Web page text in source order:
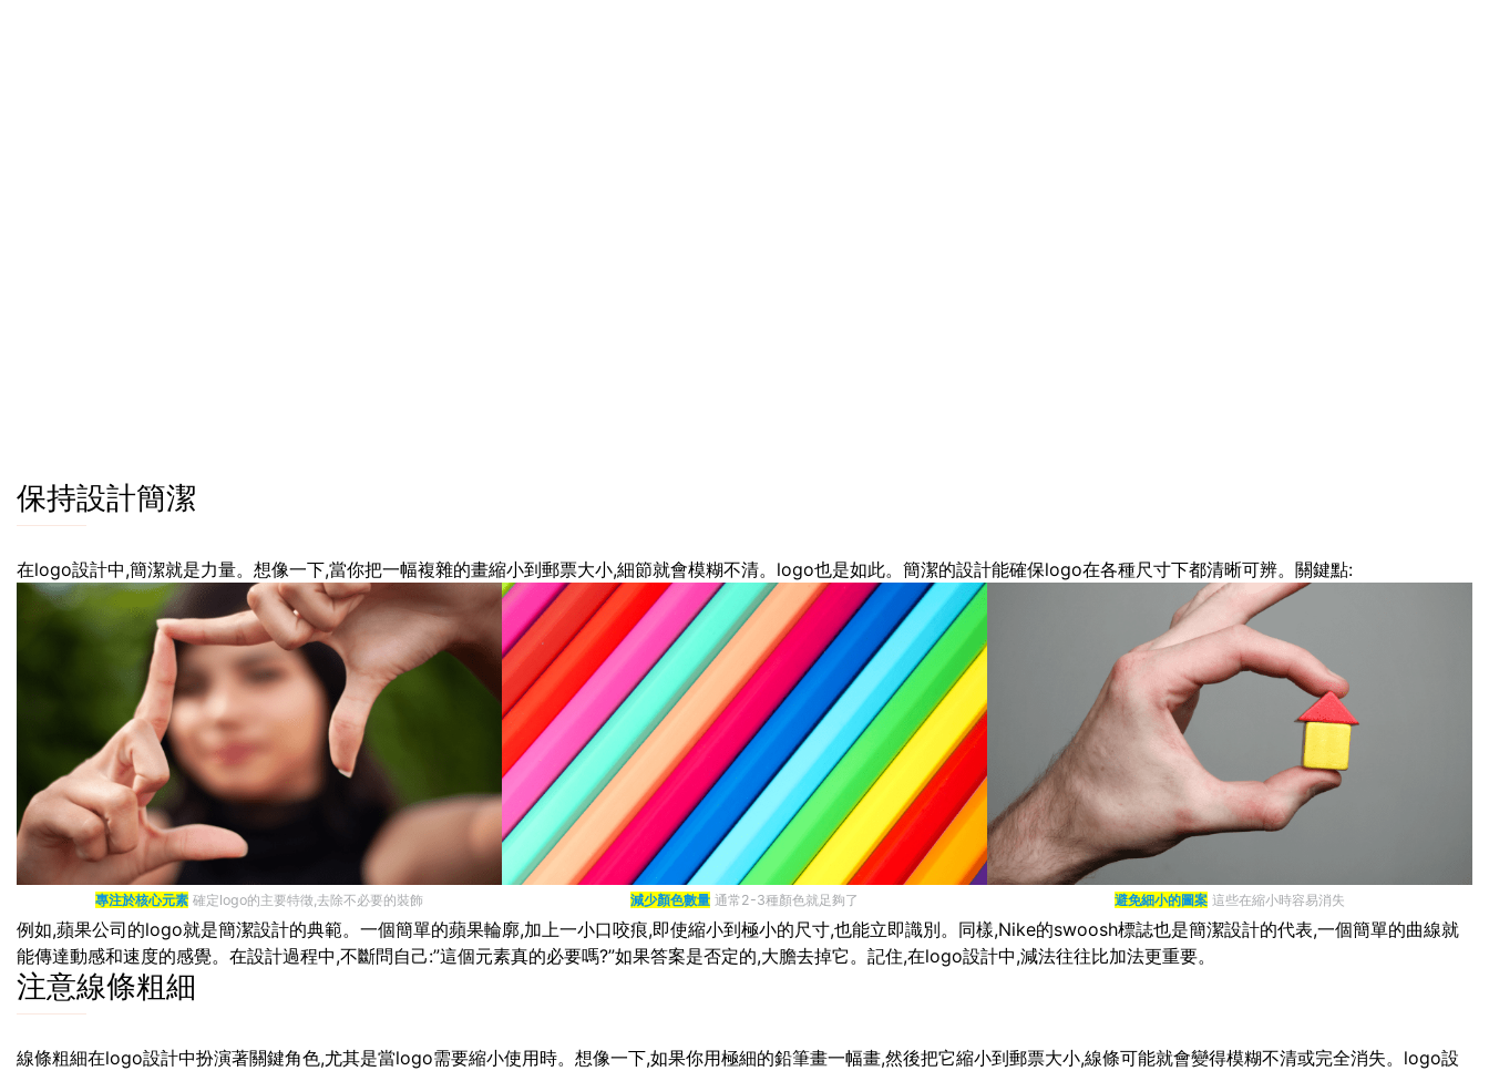
保持設計簡潔
在logo設計中,簡潔就是力量。想像一下,當你把一幅複雜的畫縮小到郵票大小,細節就會模糊不清。logo也是如此。簡潔的設計能確保logo在各種尺寸下都清晰可辨。關鍵點:
專注於核心元素 確定logo的主要特徵,去除不必要的裝飾 減少顏色數量 通常2-3種顏色就足夠了 避免細小的圖案 這些在縮小時容易消失
例如,蘋果公司的logo就是簡潔設計的典範。一個簡單的蘋果輪廓,加上一小口咬痕,即使縮小到極小的尺寸,也能立即識別。同樣,Nike的swoosh標誌也是簡潔設計的代表,一個簡單的曲線就
能傳達動感和速度的感覺。在設計過程中,不斷問自己:”這個元素真的必要嗎?”如果答案是否定的,大膽去掉它。記住,在logo設計中,減法往往比加法更重要。
注意線條粗細
線條粗細在logo設計中扮演著關鍵角色,尤其是當logo需要縮小使用時。想像一下,如果你用極細的鉛筆畫一幅畫,然後把它縮小到郵票大小,線條可能就會變得模糊不清或完全消失。logo設